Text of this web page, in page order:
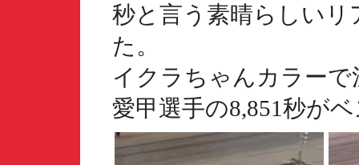
秒と言う素晴らしい
た。
イクラちゃんカラー
愛甲選手の8,851秒が